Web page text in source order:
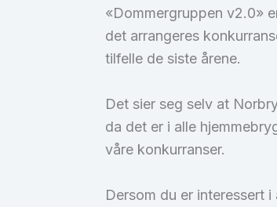
«Dommergruppen v2.0»
det arrangeres
tilfelle de siste årene.
Det sier seg selv at
da det er i alle
våre konkurranser.
Dersom du er interessert